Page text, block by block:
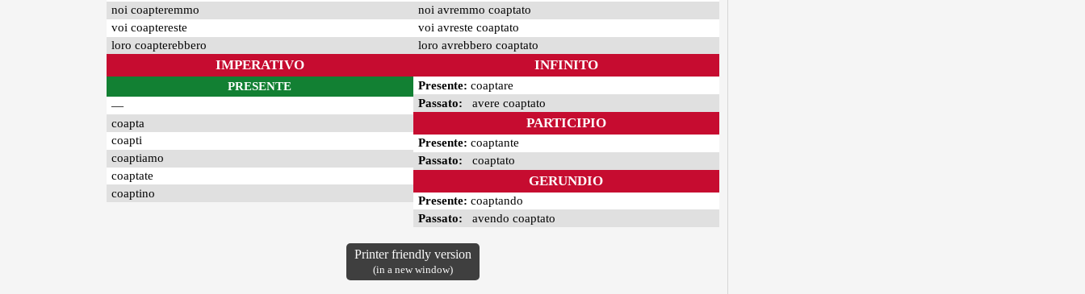
noi coapteremmo
voi coaptereste
loro coapterebbero
noi avremmo coaptato
voi avreste coaptato
loro avrebbero coaptato
IMPERATIVO
PRESENTE
—
coapta
coapti
coaptiamo
coaptate
coaptino
INFINITO
Presente: coaptare
Passato: avere coaptato
PARTICIPIO
Presente: coaptante
Passato: coaptato
GERUNDIO
Presente: coaptando
Passato: avendo coaptato
Printer friendly version
(in a new window)